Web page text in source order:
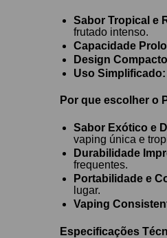
Sabor Tropical e
frutado intenso.
Capacidade
Design
Uso Simplificado:
Por que escolher o
Sabor Exótico e
vaping única e
Durabilidade
frequentes.
Portabilidade e
lugar.
Vaping
Especificações